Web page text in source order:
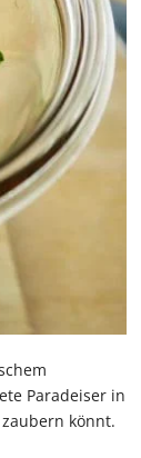
Paradeiser in
könnt.